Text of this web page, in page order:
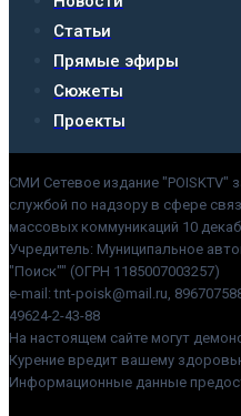
Статьи
Прямые эфиры
Сюжеты
Проекты
СМИ Сетевое издание "POISKTV"
службой по надзору в сфере
массовых коммуникаций 10
Учредитель: Муниципальное
"Поиск"" (ОГРН 1185007003257)
e-mail: tnt-poisk@mail.ru,
49624-2-43-88
На настоящем сайте могут
Курение вредит вашему
Информационные данные